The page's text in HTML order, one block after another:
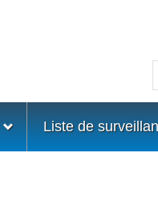
Liste de